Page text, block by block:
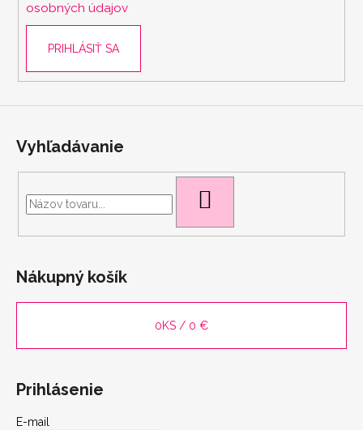
osobných údajov
PRIHLÁSIŤ SA
Vyhľadávanie
Nákupný košík
0KS / 0 €
Prihlásenie
E-mail